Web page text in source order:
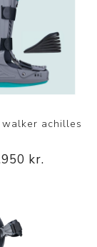
achilles
kr.